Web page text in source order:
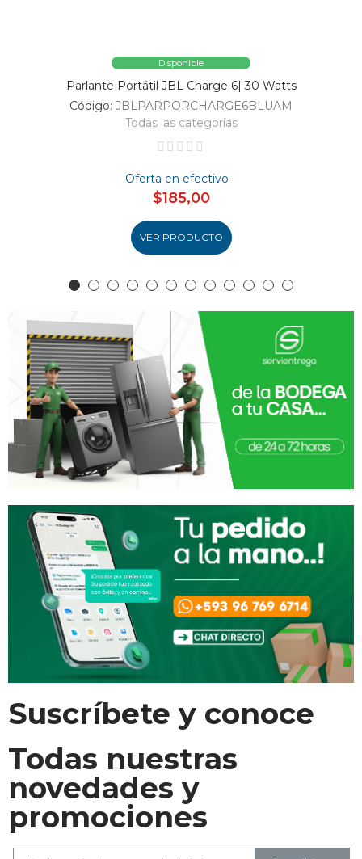
Disponible
Parlante Portátil JBL Charge 6| 30 Watts
Código: JBLPARPORCHARGE6BLUAM
Todas las categorías
Oferta en efectivo
$185,00
VER PRODUCTO
Suscríbete y conoce
Todas nuestras
novedades y
promociones